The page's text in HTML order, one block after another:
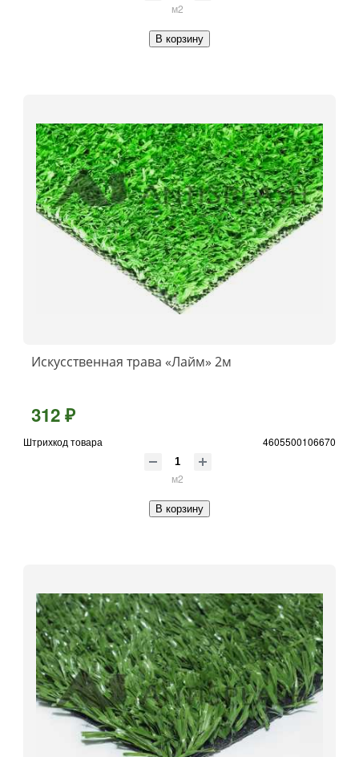
м2
В корзину
Искусственная трава «Лайм» 2м
312 ₽
Штрихкод товара 4605500106670
м2
В корзину